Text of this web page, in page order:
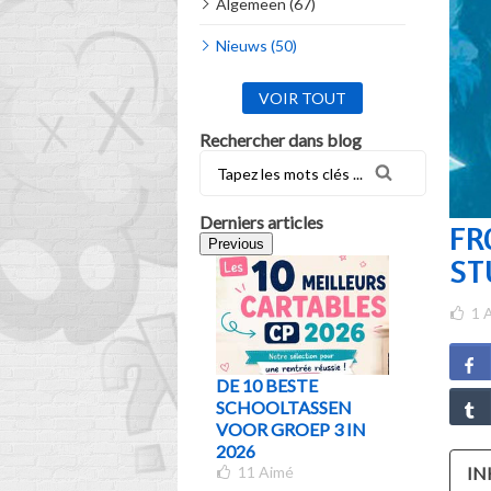
Algemeen (67)
Nieuws (50)
VOIR TOUT
Rechercher dans blog
Derniers articles
Previous
DE 10 BESTE
SCHOOLTASSEN
VOOR GROEP 3 IN
2026
11 Aimé
WELKE
KIEZEN
VAN
KLAS?
1